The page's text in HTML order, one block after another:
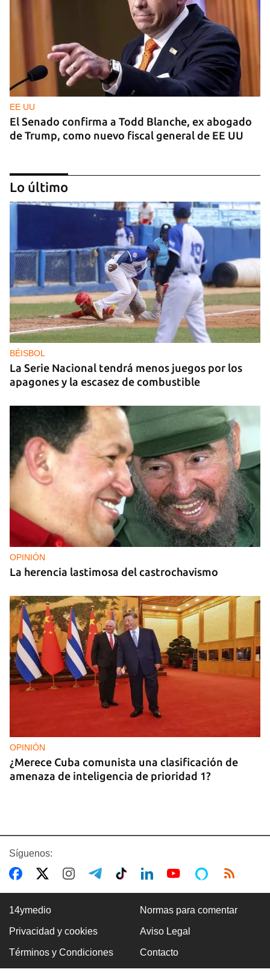
EE UU
El Senado confirma a Todd Blanche, ex abogado
de Trump, como nuevo fiscal general de EE UU
ARANCELES
Lula acusa a Marco Rubio de ser
"antilatinoamericano" y de alentar el conflicto
comercial con EE UU
Lo último
BÉISBOL
La Serie Nacional tendrá menos juegos por los
apagones y la escasez de combustible
OPINIÓN
La herencia lastimosa del castrochavismo
OPINIÓN
¿Merece Cuba comunista una clasificación de
amenaza de inteligencia de prioridad 1?
ASALTOS
"Cuba entera es una boca de lobo"
Síguenos:
14ymedio Normas para comentar
Privacidad y cookies Aviso Legal
Términos y Condiciones Contacto